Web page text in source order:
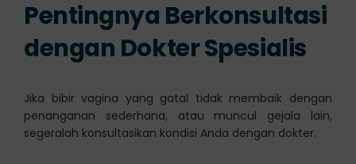
Pentingnya Berkonsultasi
dengan Dokter Spesialis
Jika bibir vagina yang gatal tidak membaik dengan
penanganan sederhana, atau muncul gejala lain,
segeralah konsultasikan kondisi Anda dengan dokter.